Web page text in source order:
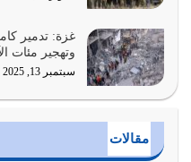
بالأمر بالمعروف والنهي
يوليو 25, 2026
الدين الذي شرعه الله لا
أي أمة تتفرق في الدين
وتهجير مئات
سبتمبر 13, 2025
مقالات